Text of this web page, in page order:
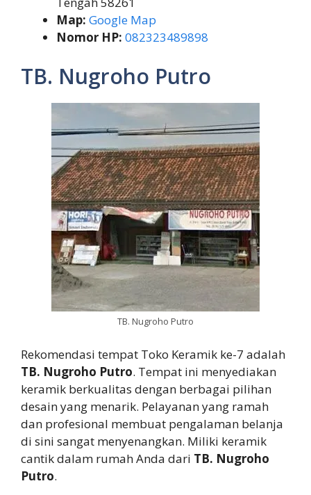
Map: Google Map
Nomor HP: 082323489898
TB. Nugroho Putro
TB. Nugroho Putro
Rekomendasi tempat Toko Keramik ke-7 adalah
TB. Nugroho Putro. Tempat ini menyediakan
keramik berkualitas dengan berbagai pilihan
desain yang menarik. Pelayanan yang ramah
dan profesional membuat pengalaman belanja
di sini sangat menyenangkan. Miliki keramik
cantik dalam rumah Anda dari TB. Nugroho
Putro.